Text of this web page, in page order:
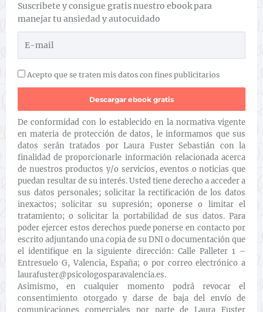
Suscribete y consigue gratis nuestro ebook para
manejar tu ansiedad y autocuidado
Acepto que se traten mis datos con fines publicitarios
De conformidad con lo establecido en la normativa vigente
en materia de protección de datos, le informamos que sus
datos serán tratados por Laura Fuster Sebastián con la
finalidad de proporcionarle información relacionada acerca
de nuestros productos y/o servicios, eventos o noticias que
puedan resultar de su interés. Usted tiene derecho a acceder a
sus datos personales; solicitar la rectificación de los datos
inexactos; solicitar su supresión; oponerse o limitar el
tratamiento; o solicitar la portabilidad de sus datos. Para
poder ejercer estos derechos puede ponerse en contacto por
escrito adjuntando una copia de su DNI o documentación que
el identifique en la siguiente dirección: Calle Palleter 1 –
Entresuelo G, Valencia, España; o por correo electrónico a
laurafuster@psicologosparavalencia.es.
Asimismo, en cualquier momento podrá revocar el
consentimiento otorgado y darse de baja del envío de
comunicaciones comerciales por parte de Laura Fuster